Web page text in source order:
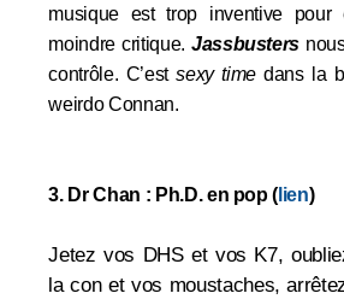
musique est trop inventive
moindre critique. Jassbusters
contrôle. C’estsexy timedans la
weirdo Connan.
3. Dr Chan : Ph.D. en pop ( lien)
Jetez vos DHS et vos K7,
la con et vos moustaches,